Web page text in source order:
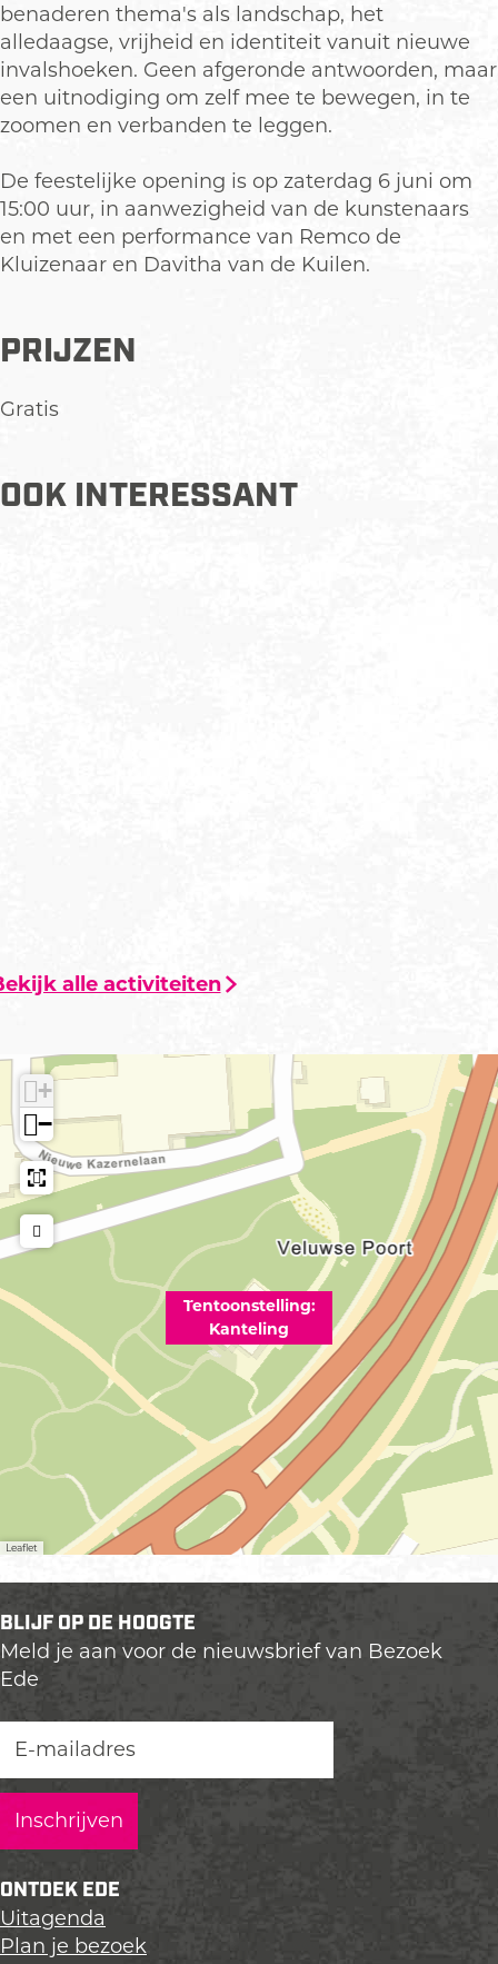
n
g
:
K
a
t
e
l
i
l
n
g
a
n
t
e
n
l
l
i
n
g
K
a
n
t
i
n
g
:
K
a
t
e
l
i
e
l
l
i
n
:
K
a
n
benaderen thema's als landschap, het
alledaagse, vrijheid en identiteit vanuit nieuwe
invalshoeken. Geen afgeronde antwoorden, maar
een uitnodiging om zelf mee te bewegen, in te
zoomen en verbanden te leggen.
De feestelijke opening is op zaterdag 6 juni om
15:00 uur, in aanwezigheid van de kunstenaars
en met een performance van Remco de
Kluizenaar en Davitha van de Kuilen.
PRIJZEN
Gratis
OOK INTERESSANT
alle activiteiten
Tentoonstelling:
Kanteling
+
−
Leaflet
BLIJF OP DE HOOGTE
Meld je aan voor de nieuwsbrief van Bezoek
Ede
ONTDEK EDE
Uitagenda
Plan je bezoek